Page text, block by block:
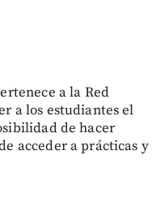
a la Red
a los estudiantes el
de hacer
acceder a prácticas y